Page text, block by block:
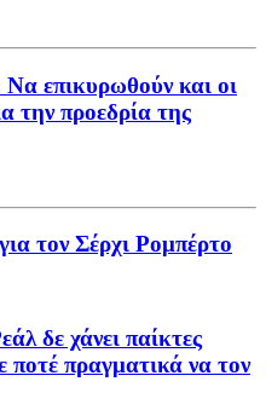
επικυρωθούν και οι
την προεδρία της
τον Σέρχι Ρομπέρτο
δε χάνει παίκτες
ποτέ πραγματικά να τον